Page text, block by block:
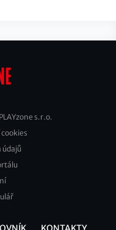
s.r.o.
údajů